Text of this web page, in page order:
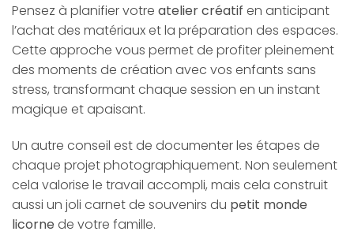
Pensez à planifier votre atelier créatif en anticipant
l’achat des matériaux et la préparation des espaces.
Cette approche vous permet de profiter pleinement
des moments de création avec vos enfants sans
stress, transformant chaque session en un instant
magique et apaisant.
Un autre conseil est de documenter les étapes de
chaque projet photographiquement. Non seulement
cela valorise le travail accompli, mais cela construit
aussi un joli carnet de souvenirs du petit monde
licorne de votre famille.